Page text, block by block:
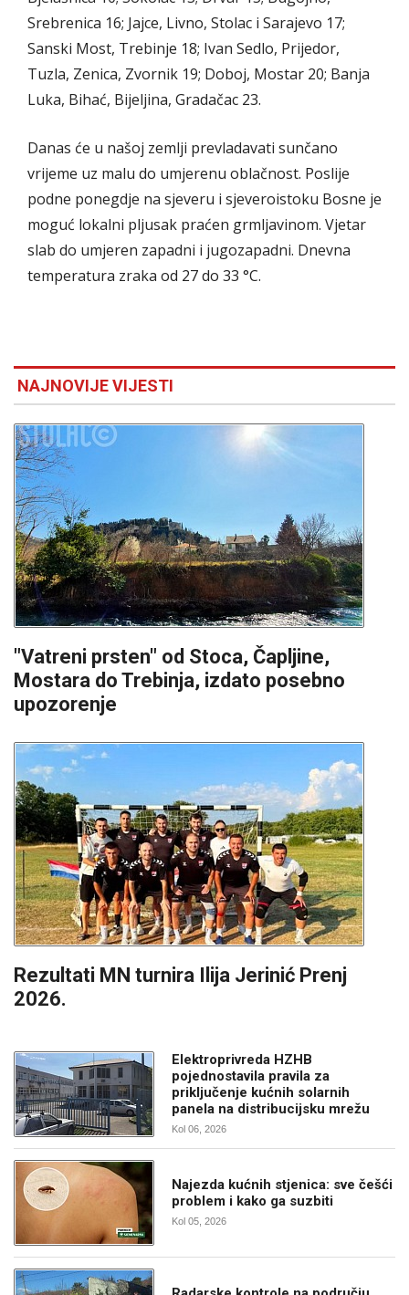
Srebrenica 16; Jajce, Livno, Stolac i Sarajevo 17;
Sanski Most, Trebinje 18; Ivan Sedlo, Prijedor,
Tuzla, Zenica, Zvornik 19; Doboj, Mostar 20; Banja
Luka, Bihać, Bijeljina, Gradačac 23.
Danas će u našoj zemlji prevladavati sunčano
vrijeme uz malu do umjerenu oblačnost. Poslije
podne ponegdje na sjeveru i sjeveroistoku Bosne je
moguć lokalni pljusak praćen grmljavinom. Vjetar
slab do umjeren zapadni i jugozapadni. Dnevna
temperatura zraka od 27 do 33 °C.
NAJNOVIJE VIJESTI
"Vatreni prsten" od Stoca, Čapljine,
Mostara do Trebinja, izdato posebno
upozorenje
Rezultati MN turnira Ilija Jerinić Prenj
2026.
Elektroprivreda HZHB
pojednostavila pravila za
priključenje kućnih solarnih
panela na distribucijsku mrežu
Kol 06, 2026
Najezda kućnih stjenica: sve češći
problem i kako ga suzbiti
Kol 05, 2026